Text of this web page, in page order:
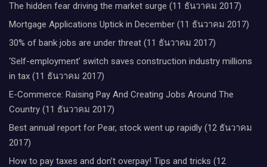
The hidden fear driving the market surge (11 ธันวาคม 2017)
Mortgage Applications Uptick in December (11 ธันวาคม 2017)
30% of bank jobs are under threat (11 ธันวาคม 2017)
‘Self-employment’ switch saves construction industry millions
in tax (11 ธันวาคม 2017)
E-Commerce: Raising Pay And Creating Jobs Around The
Country (11 ธันวาคม 2017)
Best annual report for Pear, stock went up rapidly (12 ธันวาคม
2017)
How to pay taxes and don’t overpay! Tips and tricks (12